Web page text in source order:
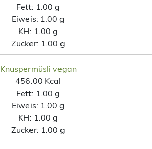
Fett: 1.00 g
Eiweis: 1.00 g
KH: 1.00 g
Zucker: 1.00 g
Knuspermüsli vegan
456.00 Kcal
Fett: 1.00 g
Eiweis: 1.00 g
KH: 1.00 g
Zucker: 1.00 g